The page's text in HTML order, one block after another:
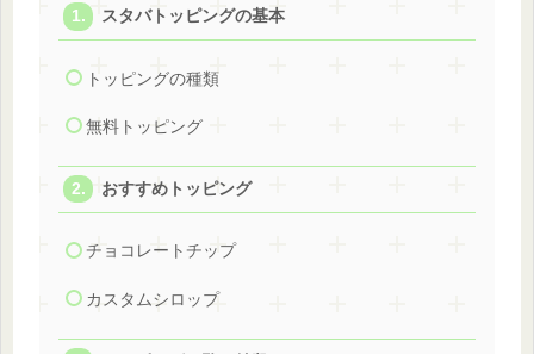
スタバトッピングの基本
トッピングの種類
無料トッピング
おすすめトッピング
チョコレートチップ
カスタムシロップ